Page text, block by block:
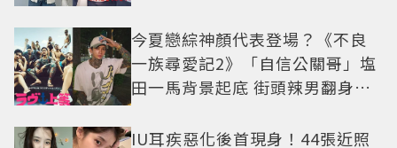
今夏戀綜神顏代表登場？《不良
一族尋愛記2》「自信公關哥」塩
田一馬背景起底 街頭辣男翻身當
IU耳疾惡化後首現身！44張近照